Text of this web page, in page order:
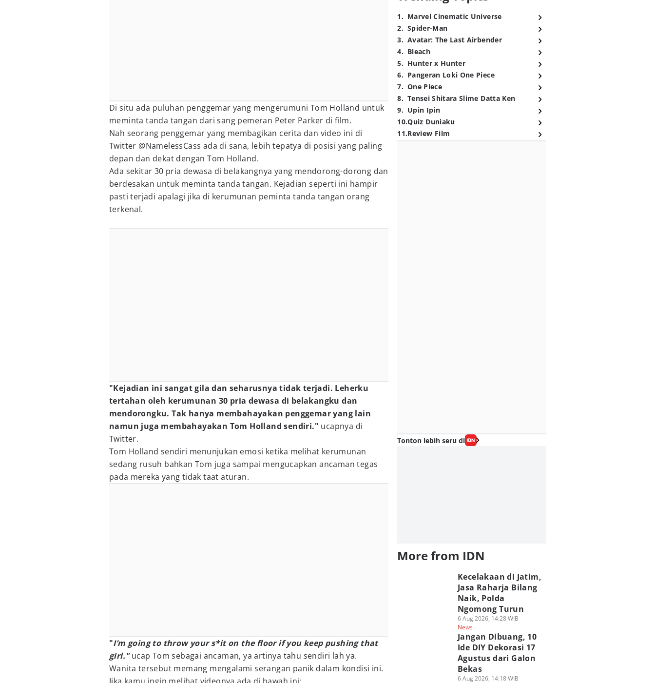
Di situ ada puluhan penggemar yang mengerumuni Tom Holland untuk
meminta tanda tangan dari sang pemeran Peter Parker di film.
Nah seorang penggemar yang membagikan cerita dan video ini di
Twitter @NamelessCass ada di sana, lebih tepatya di posisi yang paling
depan dan dekat dengan Tom Holland.
Ada sekitar 30 pria dewasa di belakangnya yang mendorong-dorong dan
berdesakan untuk meminta tanda tangan. Kejadian seperti ini hampir
pasti terjadi apalagi jika di kerumunan peminta tanda tangan orang
terkenal.
"Kejadian ini sangat gila dan seharusnya tidak terjadi. Leherku
tertahan oleh kerumunan 30 pria dewasa di belakangku dan
mendorongku. Tak hanya membahayakan penggemar yang lain
namun juga membahayakan Tom Holland sendiri." ucapnya di
Twitter.
Tom Holland sendiri menunjukan emosi ketika melihat kerumunan
sedang rusuh bahkan Tom juga sampai mengucapkan ancaman tegas
pada mereka yang tidak taat aturan.
"I’m going to throw your s*it on the floor if you keep pushing that
girl."ucap Tom sebagai ancaman, ya artinya tahu sendiri lah ya.
Wanita tersebut memang mengalami serangan panik dalam kondisi ini.
1. Marvel Cinematic Universe
2. Spider-Man
3. Avatar: The Last Airbender
4. Bleach
5. Hunter x Hunter
6. Pangeran Loki One Piece
7. One Piece
8. Tensei Shitara Slime Datta Ken
9. Upin Ipin
10.Quiz Duniaku
11.Review Film
Tonton lebih seru di
More from IDN
Kecelakaan di Jatim,
Jasa Raharja Bilang
Naik, Polda
Ngomong Turun
6 Aug 2026, 14:28 WIB
News
Jangan Dibuang, 10
Ide DIY Dekorasi 17
Agustus dari Galon
Bekas
6 Aug 2026, 14:18 WIB